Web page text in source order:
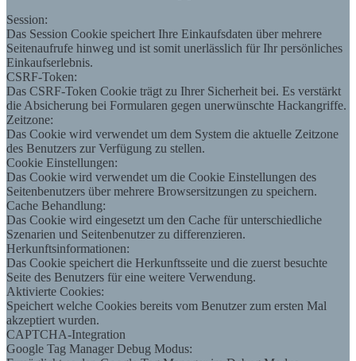
Session:
Das Session Cookie speichert Ihre Einkaufsdaten über mehrere
Seitenaufrufe hinweg und ist somit unerlässlich für Ihr persönliches
Einkaufserlebnis.
CSRF-Token:
Das CSRF-Token Cookie trägt zu Ihrer Sicherheit bei. Es verstärkt
die Absicherung bei Formularen gegen unerwünschte Hackangriffe.
Zeitzone:
Das Cookie wird verwendet um dem System die aktuelle Zeitzone
des Benutzers zur Verfügung zu stellen.
Cookie Einstellungen:
Das Cookie wird verwendet um die Cookie Einstellungen des
Seitenbenutzers über mehrere Browsersitzungen zu speichern.
Cache Behandlung:
Das Cookie wird eingesetzt um den Cache für unterschiedliche
Szenarien und Seitenbenutzer zu differenzieren.
Herkunftsinformationen:
Das Cookie speichert die Herkunftsseite und die zuerst besuchte
Seite des Benutzers für eine weitere Verwendung.
Aktivierte Cookies:
Speichert welche Cookies bereits vom Benutzer zum ersten Mal
akzeptiert wurden.
CAPTCHA-Integration
Google Tag Manager Debug Modus: